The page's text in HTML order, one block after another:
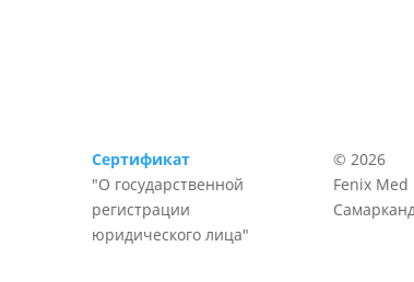
Сертификат
"О государственной
регистрации
юридического лица"
© 2026
Fenix Med